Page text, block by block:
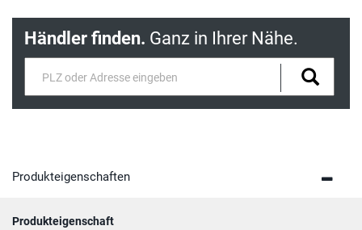
Händler finden. Ganz in Ihrer Nähe.
Produkteigenschaften
Produkteigenschaft